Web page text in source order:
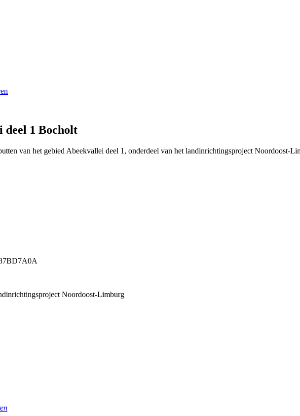
deel 1 Bocholt
van het gebied Abeekvallei deel 1, onderdeel van het landinrichtingsproject Noordoost-
Noordoost-Limburg